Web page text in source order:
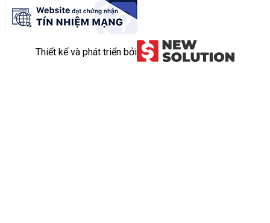
Thiết kế và phát triển bởi